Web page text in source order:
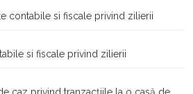
contabile si fiscale privind zilierii
si fiscale privind zilierii